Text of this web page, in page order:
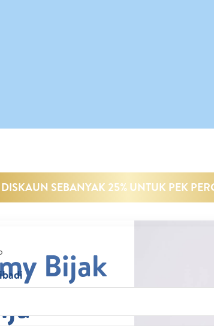
DISKAUN SEBANYAK 25% UNTUK PEK
Bijak